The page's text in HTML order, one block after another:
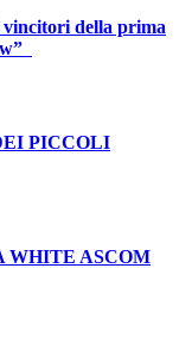
della prima
PICCOLI
WHITE ASCOM